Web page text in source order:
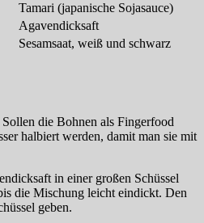
Tamari (japanische Sojasauce)
Agavendicksaft
Sesamsaat, weiß und schwarz
die Bohnen als Fingerfood
halbiert werden, damit man sie mit
in einer großen Schüssel
die Mischung leicht eindickt. Den
geben.